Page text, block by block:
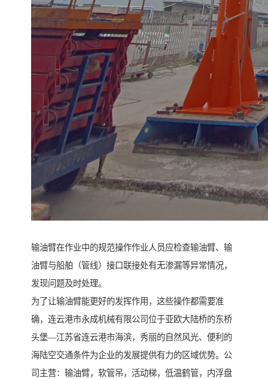
输油臂在作业中的规范操作作业人员应检查输油臂、输
油臂与船舶（管线）接口联接处有无渗漏等异常情况，
发现问题及时处理。
为了让输油臂能更好的发挥作用，这些操作都需要准
确，连云港市永成机械有限公司位于亚欧大陆桥的东桥
头堡—江苏省连云港市海滨，秀丽的自然风光、便利的
海陆空交通条件为企业的发展提供有力的区域优势。公
司主营：输油臂，软管吊，活动梯，低温鹤管，内浮盘